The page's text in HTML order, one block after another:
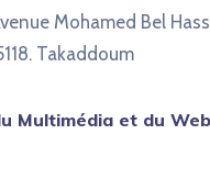
Mohamed Bel
Takaddoum
Multimédia et du